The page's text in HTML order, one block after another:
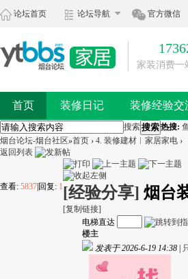
论坛首页 论坛导航 官方微信
家装消费一
首页 装修日记 装修经验交
搜索搜索热搜:
烟台论坛-烟台社区»首页 › 4. 装修建材︱家居家电 ›
返回列表
查看: 5837 回复: 1[经验分享] 烟台
[复制链接]
电梯直达
楼主
发表于 2026-6-19 14:38